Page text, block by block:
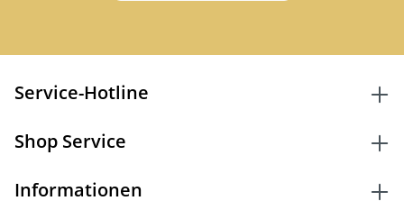
Service-Hotline
Shop Service
Informationen